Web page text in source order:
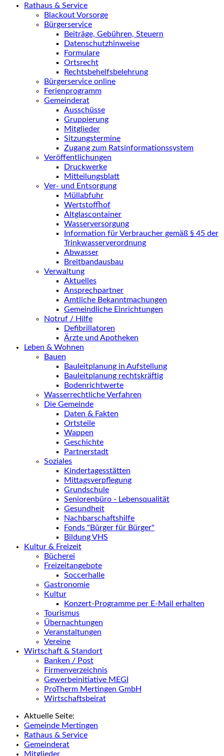
Rathaus & Service
Blackout Vorsorge
Bürgerservice
Beiträge, Gebühren, Steuern
Datenschutzhinweise
Formulare
Ortsrecht
Rechtsbehelfsbelehrung
Bürgerservice online
Ferienprogramm
Gemeinderat
Ausschüsse
Gruppierung
Mitglieder
Sitzungstermine
Zugang zum Ratsinformationssystem
Veröffentlichungen
Druckwerke
Mitteilungsblatt
Ver- und Entsorgung
Müllabfuhr
Wertstoffhof
Altglascontainer
Wasserversorgung
Information für Verbraucher gemäß § 45 der
Trinkwasserverordnung
Abwasser
Breitbandausbau
Verwaltung
Aktuelles
Ansprechpartner
Amtliche Bekanntmachungen
Gemeindliche Einrichtungen
Notruf / Hilfe
Defibrillatoren
Ärzte und Apotheken
Leben & Wohnen
Bauen
Bauleitplanung in Aufstellung
Bauleitplanung rechtskräftig
Bodenrichtwerte
Wasserrechtliche Verfahren
Die Gemeinde
Daten & Fakten
Ortsteile
Wappen
Geschichte
Partnerstadt
Soziales
Kindertagesstätten
Mittagsverpflegung
Grundschule
Seniorenbüro - Lebensqualität
Gesundheit
Nachbarschaftshilfe
Fonds "Bürger für Bürger"
Bildung VHS
Kultur & Freizeit
Bücherei
Freizeitangebote
Soccerhalle
Gastronomie
Kultur
Konzert-Programme per E-Mail erhalten
Tourismus
Übernachtungen
Veranstaltungen
Vereine
Wirtschaft & Standort
Banken / Post
Firmenverzeichnis
Gewerbeinitiative MEGI
ProTherm Mertingen GmbH
Wirtschaftsbeirat
Aktuelle Seite:
Gemeinde Mertingen
Rathaus & Service
Gemeinderat
Mitglieder